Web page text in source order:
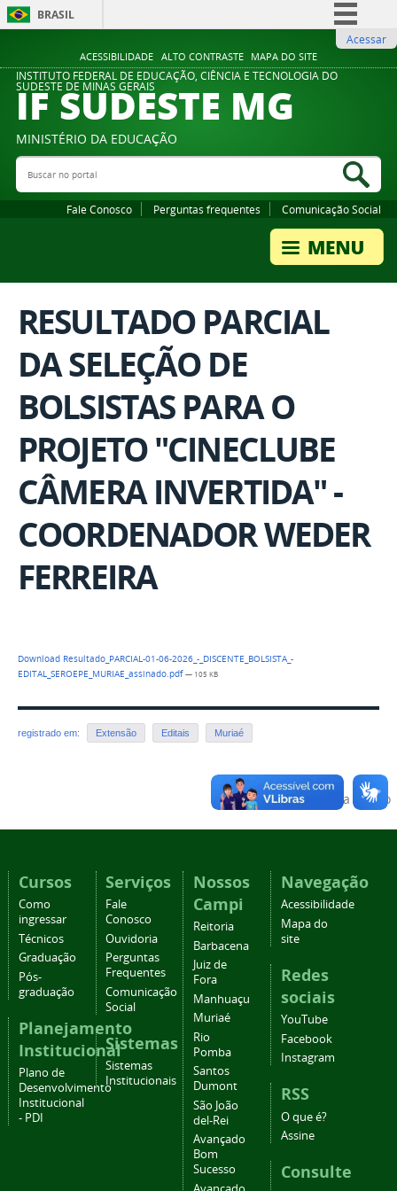
ACESSIBILIDADE ALTO CONTRASTE MAPA DO SITE
BRASIL
Comunica BR
Participe
Legislação
Acessar
INSTITUTO FEDERAL DE EDUCAÇÃO, CIÊNCIA E TECNOLOGIA DO
SUDESTE DE MINAS GERAIS
IF SUDESTE MG
MINISTÉRIO DA EDUCAÇÃO
Buscar no portal
Fale Conosco Perguntas frequentes Comunicação Social
RESULTADO PARCIAL
DA SELEÇÃO DE
BOLSISTAS PARA O
PROJETO "CINECLUBE
CÂMERA INVERTIDA" -
COORDENADOR WEDER
FERREIRA
Download Resultado_PARCIAL-01-06-2026_-_DISCENTE_BOLSISTA_-
EDITAL_SEROEPE_MURIAE_assinado.pdf— 105 KB
registrado em: Extensão Editais Muriaé
Voltar para o topo
Cursos
Como
ingressar
Técnicos
Graduação
Pós-
graduação
Planejamento
Institucional
Plano de
Desenvolvimento
Institucional
- PDI
Serviços
Fale
Conosco
Ouvidoria
Perguntas
Frequentes
Comunicação
Social
Sistemas
Sistemas
Institucionais
Nossos
Campi
Reitoria
Barbacena
Juiz de
Fora
Manhuaçu
Muriaé
Rio
Pomba
Santos
Dumont
São João
del-Rei
Avançado
Bom
Sucesso
Navegação
Acessibilidade
Mapa do
site
Redes
sociais
YouTube
Facebook
Instagram
RSS
O que é?
Assine
Consulte